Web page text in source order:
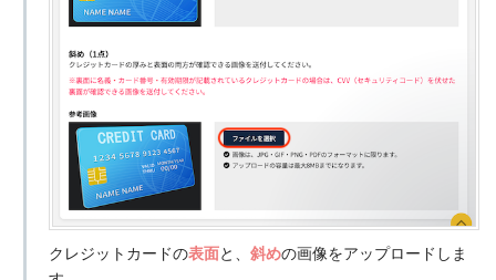
クレジットカードの表面と、 斜めの画像をアップロードしま